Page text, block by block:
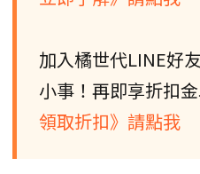
加入橘世代LINE好
小事！再即享折扣金
領取折扣》請點我